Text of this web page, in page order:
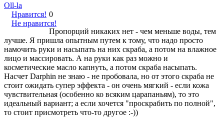
Oll-la
Нравится!
Не нравится!
0
Пропорций никаких нет - чем меньше воды, тем
лучше. Я пришла опытным путем к тому, что надо просто
намочить руки и насыпать на них скраба, а потом на влажное
лицо и массировать. А на руки как раз можно и
косметические масло капнуть, а потом скраба насыпать.
Насчет Darphin не знаю - не пробовала, но от этого скраба не
стоит ожидать супер эффекта - он очень мягкий - если кожа
чувствительная (особенно ко всяким царапаньям), то это
идеальный вариант; а если хочется "проскрабить по полной",
то стоит присмотреть что-то другое :-))